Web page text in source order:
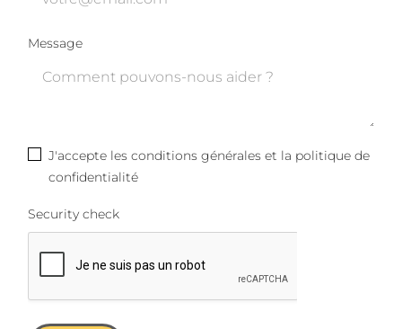
Message
J'accepte les conditions générales et la politique de
confidentialité
Security check